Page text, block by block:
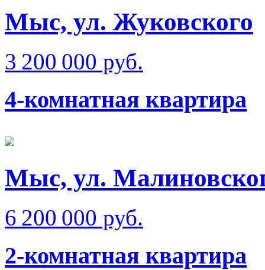
Мыс, ул. Жуковского
3 200 000 руб.
4-комнатная квартира
Мыс, ул.
6 200 000 руб.
2-комнатная квартира